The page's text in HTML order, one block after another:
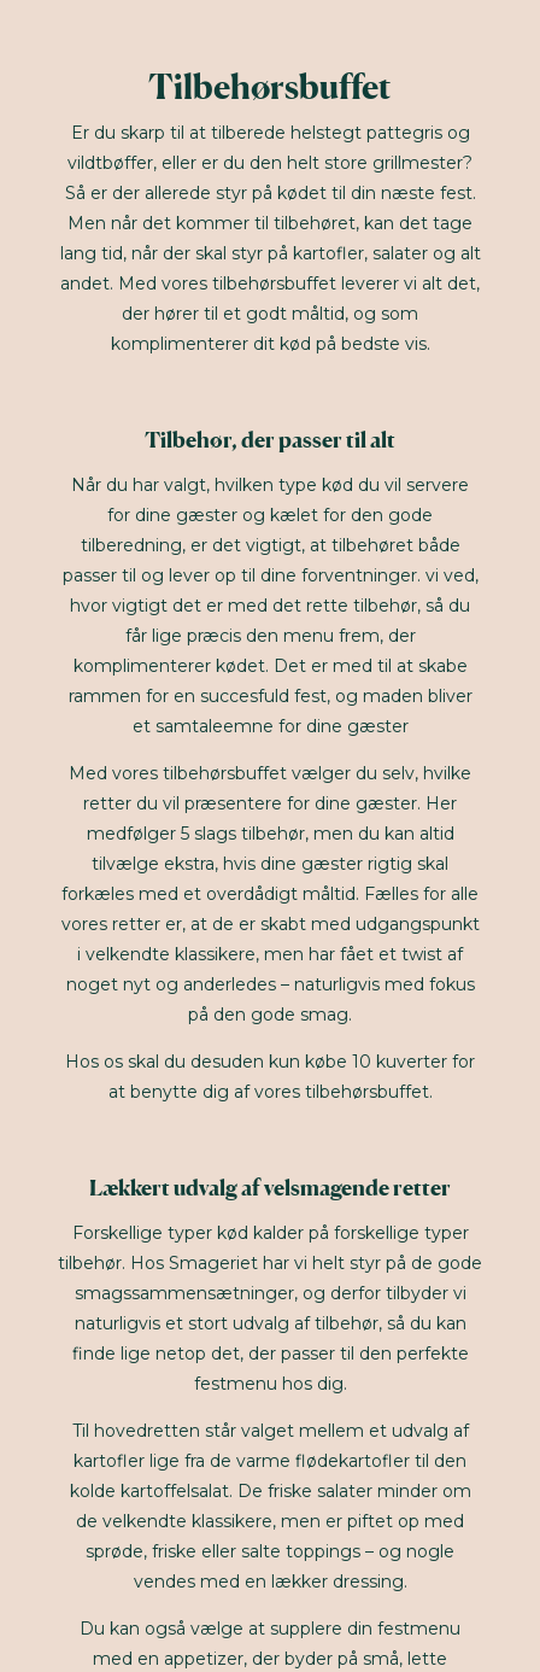
Tilbehørsbuffet
Er du skarp til at tilberede helstegt pattegris og
vildtbøffer, eller er du den helt store grillmester?
Så er der allerede styr på kødet til din næste fest.
Men når det kommer til tilbehøret, kan det tage
lang tid, når der skal styr på kartofler, salater og alt
andet. Med vores tilbehørsbuffet leverer vi alt det,
der hører til et godt måltid, og som
komplimenterer dit kød på bedste vis.
Tilbehør, der passer til alt
Når du har valgt, hvilken type kød du vil servere
for dine gæster og kælet for den gode
tilberedning, er det vigtigt, at tilbehøret både
passer til og lever op til dine forventninger. vi ved,
hvor vigtigt det er med det rette tilbehør, så du
får lige præcis den menu frem, der
komplimenterer kødet. Det er med til at skabe
rammen for en succesfuld fest, og maden bliver
et samtaleemne for dine gæster
Med vores tilbehørsbuffet vælger du selv, hvilke
retter du vil præsentere for dine gæster. Her
medfølger 5 slags tilbehør, men du kan altid
tilvælge ekstra, hvis dine gæster rigtig skal
forkæles med et overdådigt måltid. Fælles for alle
vores retter er, at de er skabt med udgangspunkt
i velkendte klassikere, men har fået et twist af
noget nyt og anderledes – naturligvis med fokus
på den gode smag.
Hos os skal du desuden kun købe 10 kuverter for
at benytte dig af vores tilbehørsbuffet.
Lækkert udvalg af velsmagende retter
Forskellige typer kød kalder på forskellige typer
tilbehør. Hos Smageriet har vi helt styr på de gode
smagssammensætninger, og derfor tilbyder vi
naturligvis et stort udvalg af tilbehør, så du kan
finde lige netop det, der passer til den perfekte
festmenu hos dig.
Til hovedretten står valget mellem et udvalg af
kartofler lige fra de varme flødekartofler til den
kolde kartoffelsalat. De friske salater minder om
de velkendte klassikere, men er piftet op med
sprøde, friske eller salte toppings – og nogle
vendes med en lækker dressing.
Du kan også vælge at supplere din festmenu
med en appetizer, der byder på små, lette